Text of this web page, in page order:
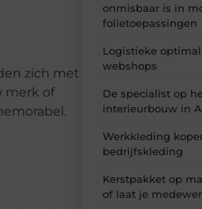
zich met
merk of
onmisbaar is in
folietoepassingen
Logistieke
webshops
De specialist op
interieurbouw in
Werkkleding
bedrijfskleding
Kerstpakket op
of laat je